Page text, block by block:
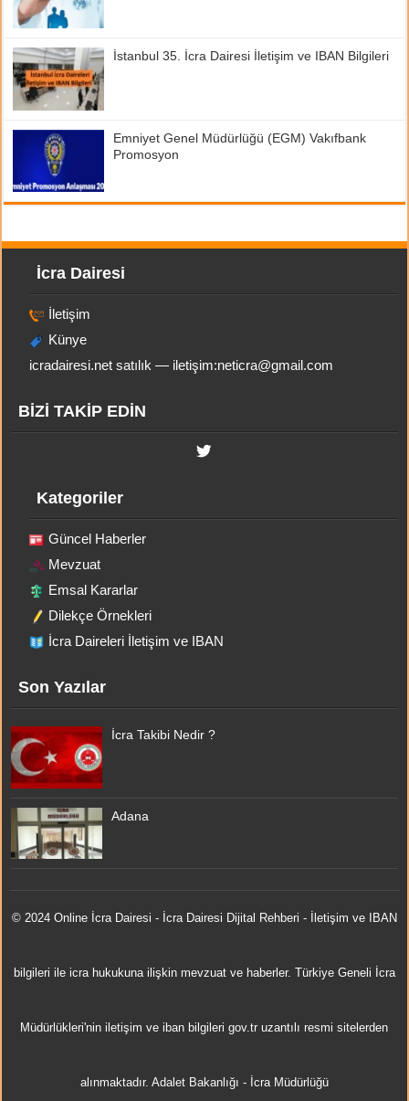
İstanbul 35. İcra Dairesi İletişim ve IBAN Bilgileri
Emniyet Genel Müdürlüğü (EGM) Vakıfbank
Promosyon
İcra Dairesi
İletişim
Künye
icradairesi.net satılık — iletişim:neticra@gmail.com
BİZİ TAKİP EDİN
Kategoriler
Güncel Haberler
Mevzuat
Emsal Kararlar
Dilekçe Örnekleri
İcra Daireleri İletişim ve IBAN
Son Yazılar
İcra Takibi Nedir ?
Adana
© 2024 Online İcra Dairesi - İcra Dairesi Dijital Rehberi - İletişim ve IBAN
bilgileri ile icra hukukuna ilişkin mevzuat ve haberler. Türkiye Geneli İcra
Müdürlükleri'nin iletişim ve iban bilgileri gov.tr uzantılı resmi sitelerden
alınmaktadır. Adalet Bakanlığı - İcra Müdürlüğü